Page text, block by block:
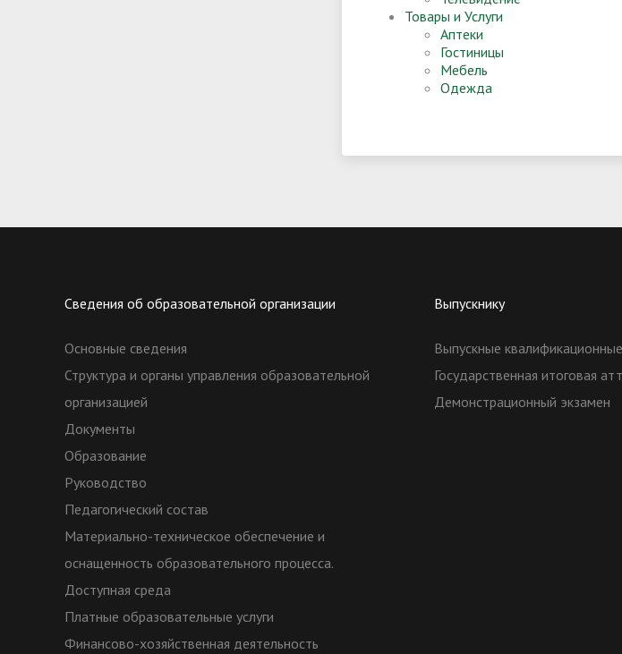
Товары и Услуги
Аптеки
Гостиницы
Мебель
Одежда
Сведения об образовательной организации
Основные сведения
Структура и органы управления образовательной
организацией
Документы
Образование
Руководство
Педагогический состав
Материально-техническое обеспечение и
оснащенность образовательного процесса.
Доступная среда
Платные образовательные услуги
Финансово-хозяйственная деятельность
Выпускнику
Выпускные
Государственная итоговая
Демонстрационный экзамен